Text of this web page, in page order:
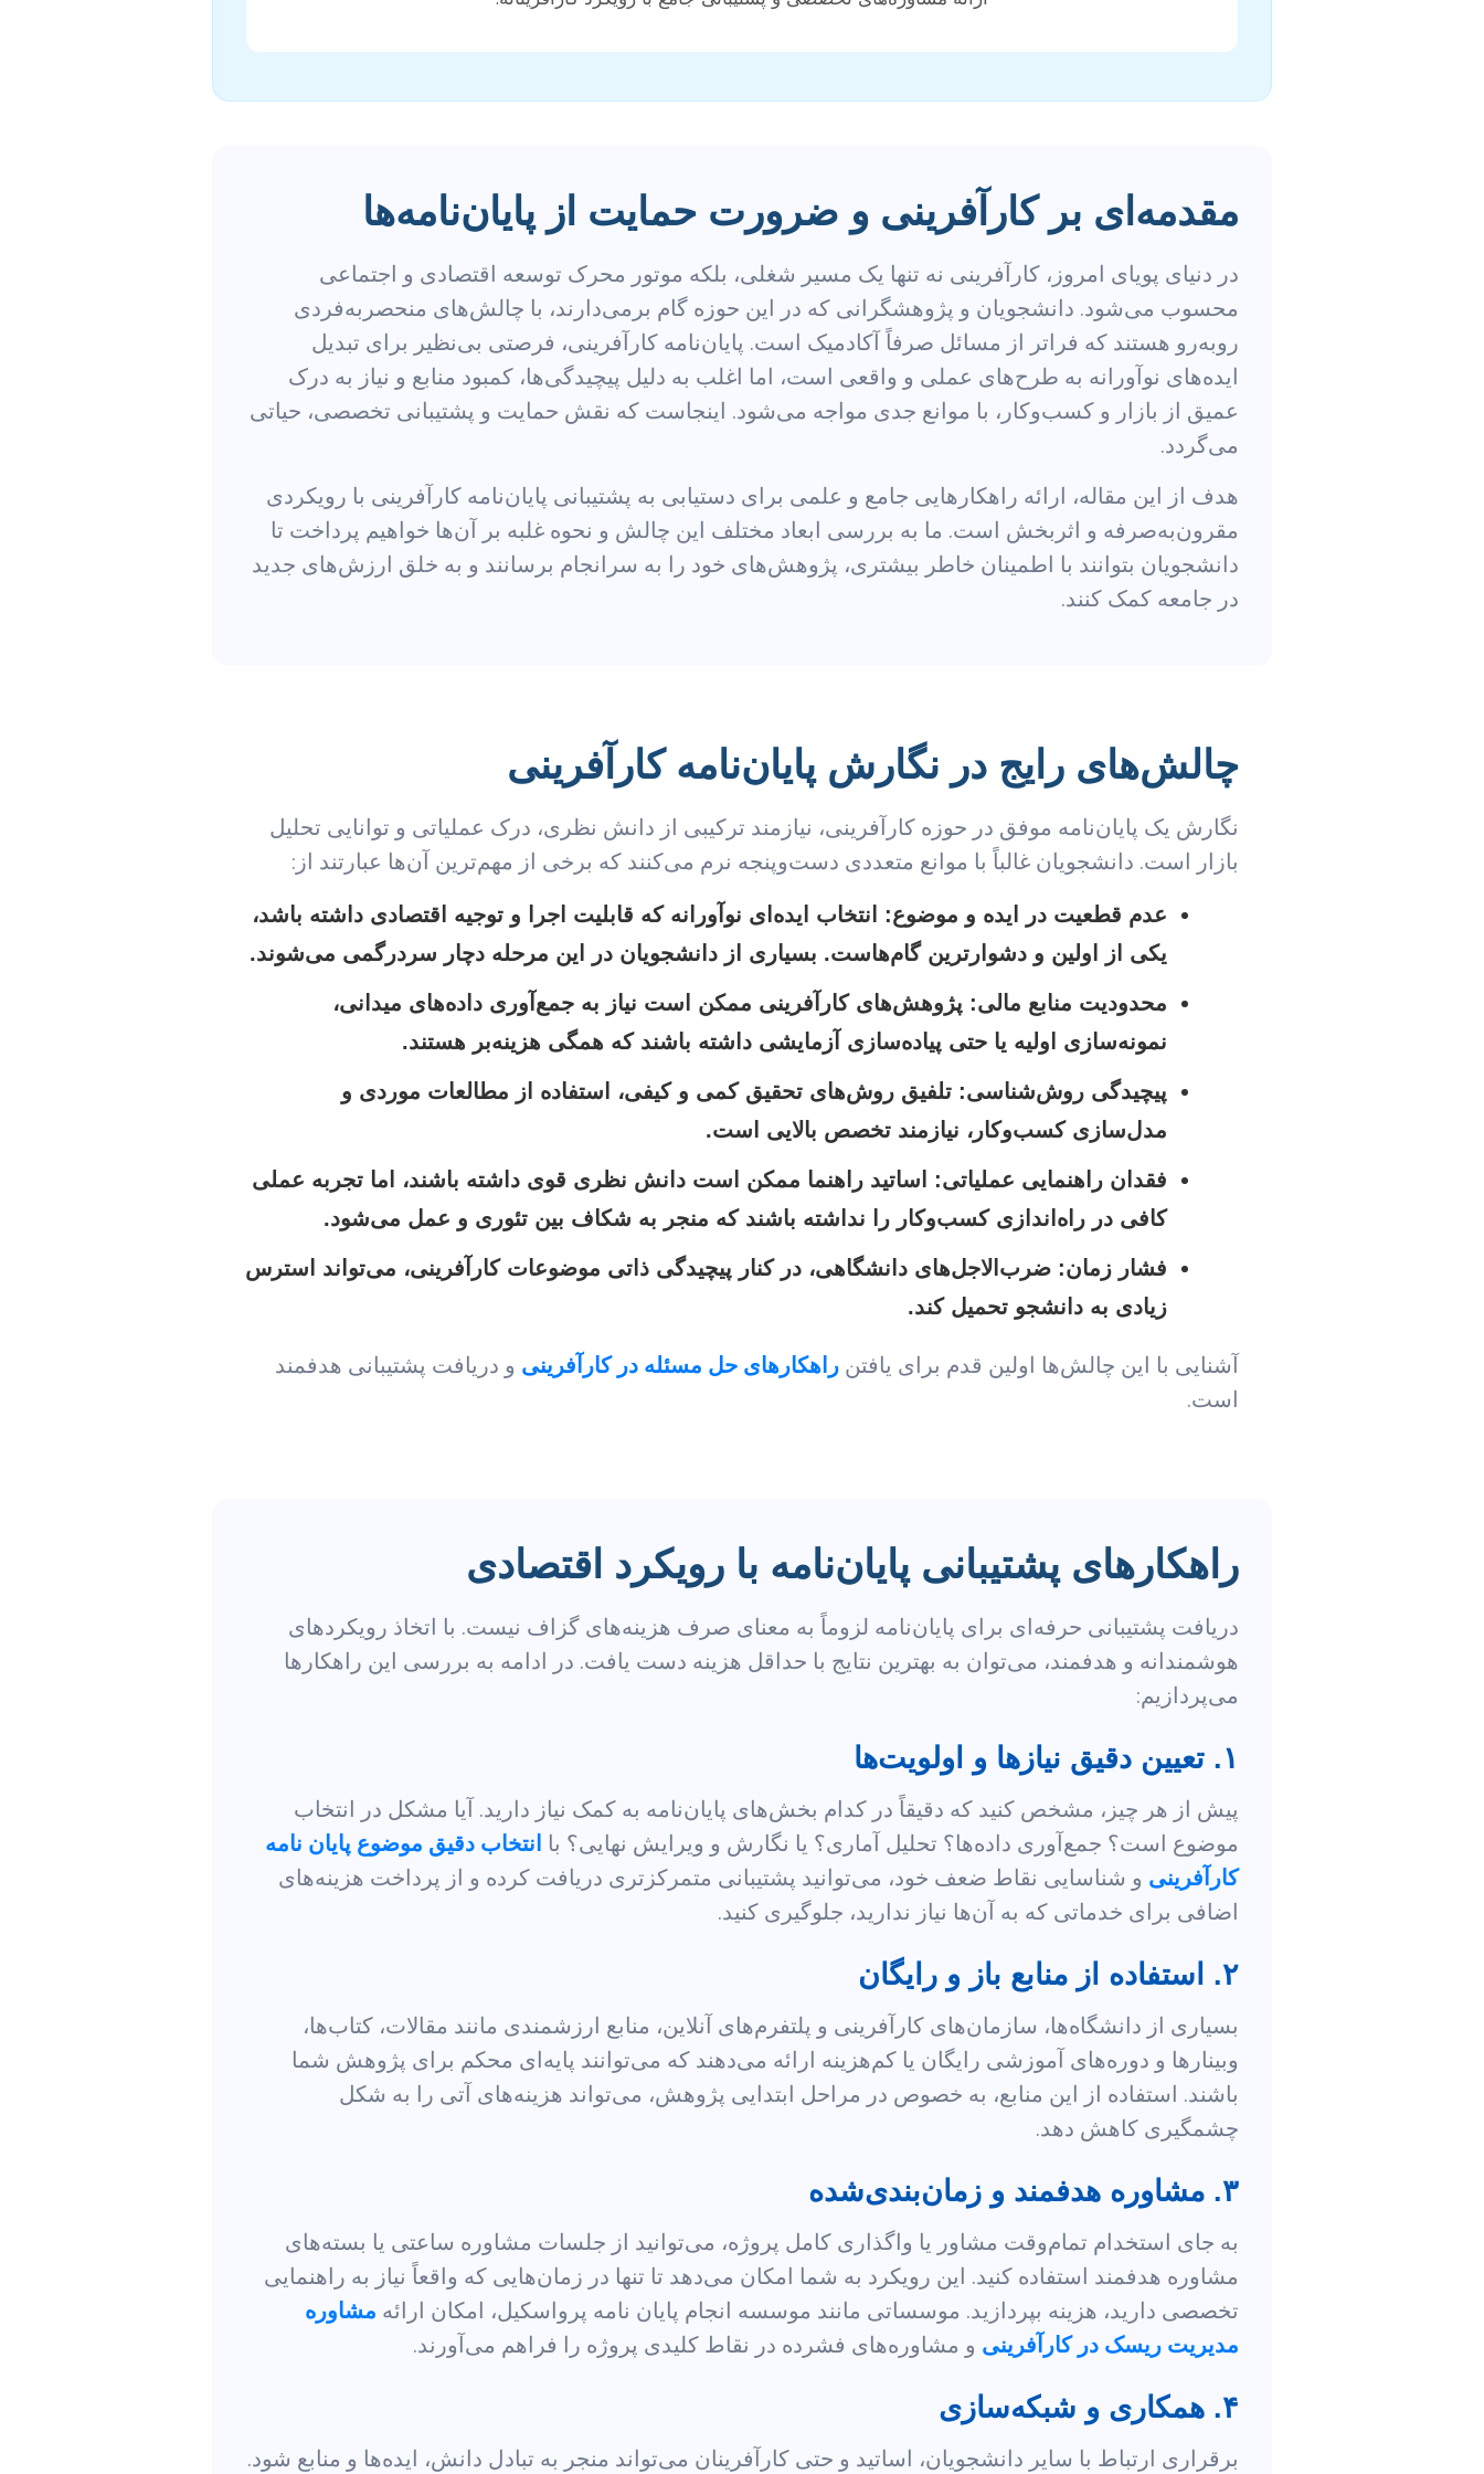
مقدمه‌ای بر کارآفرینی و ضرورت حمایت از پایان‌نامه‌ها
در دنیای پویای امروز، کارآفرینی نه تنها یک مسیر شغلی، بلکه موتور محرک توسعه اقتصادی و اجتماعی
محسوب می‌شود. دانشجویان و پژوهشگرانی که در این حوزه گام برمی‌دارند، با چالش‌های منحصربه‌فردی
روبه‌رو هستند که فراتر از مسائل صرفاً آکادمیک است. پایان‌نامه کارآفرینی، فرصتی بی‌نظیر برای تبدیل
ایده‌های نوآورانه به طرح‌های عملی و واقعی است، اما اغلب به دلیل پیچیدگی‌ها، کمبود منابع و نیاز به درک
عمیق از بازار و کسب‌وکار، با موانع جدی مواجه می‌شود. اینجاست که نقش حمایت و پشتیبانی تخصصی، حیاتی
می‌گردد.
هدف از این مقاله، ارائه راهکارهایی جامع و علمی برای دستیابی به پشتیبانی پایان‌نامه کارآفرینی با رویکردی
مقرون‌به‌صرفه و اثربخش است. ما به بررسی ابعاد مختلف این چالش و نحوه غلبه بر آن‌ها خواهیم پرداخت تا
دانشجویان بتوانند با اطمینان خاطر بیشتری، پژوهش‌های خود را به سرانجام برسانند و به خلق ارزش‌های جدید
در جامعه کمک کنند.
چالش‌های رایج در نگارش پایان‌نامه کارآفرینی
نگارش یک پایان‌نامه موفق در حوزه کارآفرینی، نیازمند ترکیبی از دانش نظری، درک عملیاتی و توانایی تحلیل
بازار است. دانشجویان غالباً با موانع متعددی دست‌وپنجه نرم می‌کنند که برخی از مهم‌ترین آن‌ها عبارتند از:
عدم قطعیت در ایده و موضوع: انتخاب ایده‌ای نوآورانه که قابلیت اجرا و توجیه اقتصادی داشته باشد،
یکی از اولین و دشوارترین گام‌هاست. بسیاری از دانشجویان در این مرحله دچار سردرگمی می‌شوند.
محدودیت منابع مالی: پژوهش‌های کارآفرینی ممکن است نیاز به جمع‌آوری داده‌های میدانی،
نمونه‌سازی اولیه یا حتی پیاده‌سازی آزمایشی داشته باشند که همگی هزینه‌بر هستند.
پیچیدگی روش‌شناسی: تلفیق روش‌های تحقیق کمی و کیفی، استفاده از مطالعات موردی و
مدل‌سازی کسب‌وکار، نیازمند تخصص بالایی است.
فقدان راهنمایی عملیاتی: اساتید راهنما ممکن است دانش نظری قوی داشته باشند، اما تجربه عملی
کافی در راه‌اندازی کسب‌وکار را نداشته باشند که منجر به شکاف بین تئوری و عمل می‌شود.
فشار زمان: ضرب‌الاجل‌های دانشگاهی، در کنار پیچیدگی ذاتی موضوعات کارآفرینی، می‌تواند استرس
زیادی به دانشجو تحمیل کند.
آشنایی با این چالش‌ها اولین قدم برای یافتن راهکارهای حل مسئله در کارآفرینی و دریافت پشتیبانی هدفمند
است.
راهکارهای پشتیبانی پایان‌نامه با رویکرد اقتصادی
دریافت پشتیبانی حرفه‌ای برای پایان‌نامه لزوماً به معنای صرف هزینه‌های گزاف نیست. با اتخاذ رویکردهای
هوشمندانه و هدفمند، می‌توان به بهترین نتایج با حداقل هزینه دست یافت. در ادامه به بررسی این راهکارها
می‌پردازیم:
۱. تعیین دقیق نیازها و اولویت‌ها
پیش از هر چیز، مشخص کنید که دقیقاً در کدام بخش‌های پایان‌نامه به کمک نیاز دارید. آیا مشکل در انتخاب
موضوع است؟ جمع‌آوری داده‌ها؟ تحلیل آماری؟ یا نگارش و ویرایش نهایی؟ با انتخاب دقیق موضوع پایان نامه
کارآفرینی و شناسایی نقاط ضعف خود، می‌توانید پشتیبانی متمرکزتری دریافت کرده و از پرداخت هزینه‌های
اضافی برای خدماتی که به آن‌ها نیاز ندارید، جلوگیری کنید.
۲. استفاده از منابع باز و رایگان
بسیاری از دانشگاه‌ها، سازمان‌های کارآفرینی و پلتفرم‌های آنلاین، منابع ارزشمندی مانند مقالات، کتاب‌ها،
وبینارها و دوره‌های آموزشی رایگان یا کم‌هزینه ارائه می‌دهند که می‌توانند پایه‌ای محکم برای پژوهش شما
باشند. استفاده از این منابع، به خصوص در مراحل ابتدایی پژوهش، می‌تواند هزینه‌های آتی را به شکل
چشمگیری کاهش دهد.
۳. مشاوره هدفمند و زمان‌بندی‌شده
به جای استخدام تمام‌وقت مشاور یا واگذاری کامل پروژه، می‌توانید از جلسات مشاوره ساعتی یا بسته‌های
مشاوره هدفمند استفاده کنید. این رویکرد به شما امکان می‌دهد تا تنها در زمان‌هایی که واقعاً نیاز به راهنمایی
تخصصی دارید، هزینه بپردازید. موسساتی مانند موسسه انجام پایان نامه پرواسکیل، امکان ارائه مشاوره
مدیریت ریسک در کارآفرینی و مشاوره‌های فشرده در نقاط کلیدی پروژه را فراهم می‌آورند.
۴. همکاری و شبکه‌سازی
برقراری ارتباط با سایر دانشجویان، اساتید و حتی کارآفرینان می‌تواند منجر به تبادل دانش، ایده‌ها و منابع شود.